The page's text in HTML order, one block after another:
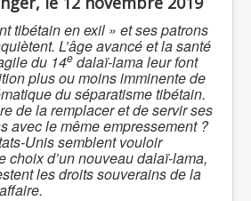
tibétain en exil » et ses patrons
L’âge avancé et la santé
du 14e dalaï-lama leur font
plus ou moins imminente de
du séparatisme tibétain.
de la remplacer et de servir ses
avec le même empressement ?
Unis semblent vouloir
choix d’un nouveau dalaï-lama,
les droits souverains de la